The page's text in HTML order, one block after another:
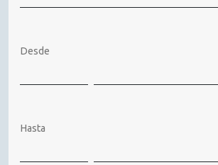
Desde
Hasta